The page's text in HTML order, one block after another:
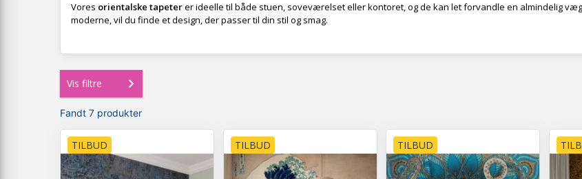
Vores orientalske tapeterer ideelle til både stuen, soveværelset eller kontoret, og de kan let forvandle en almindelig
moderne, vil du finde et design, der passer til din stil og smag.
Vis filtre
Fandt 7 produkter
TILBUD TILBUD TILBUD